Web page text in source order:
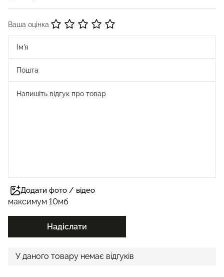
Ваша оцінка
Додати фото / відео
максимум 10мб
Надіслати
У даного товару немає відгуків